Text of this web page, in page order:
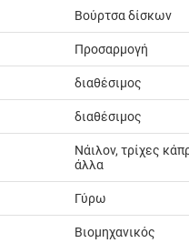
Βούρτσα δίσκων
Προσαρμογή
διαθέσιμος
διαθέσιμος
Νάιλον, τρίχες
άλλα
Γύρω
Βιομηχανικός